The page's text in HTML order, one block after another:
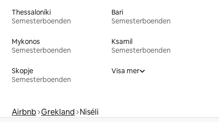
Thessaloníki
Semesterboenden
Bari
Semesterboenden
Mykonos
Semesterboenden
Ksamil
Semesterboenden
Skopje
Semesterboenden
Visa mer
Airbnb Grekland Niséli